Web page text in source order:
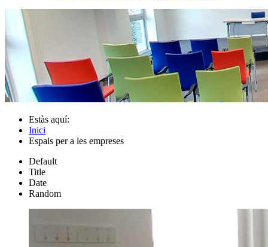
Estàs aquí:
Inici
Espais per a les empreses
Default
Title
Date
Random